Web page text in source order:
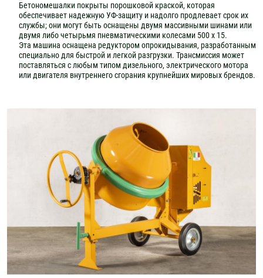
Бетономешалки покрыты порошковой краской, которая
обеспечивает надежную УФ-защиту и надолго продлевает срок их
службы; они могут быть оснащены двумя массивными шинами или
двумя либо четырьмя пневматическими колесами 500 х 15.
Эта машина оснащена редуктором опрокидывания, разработанным
специально для быстрой и легкой разгрузки. Трансмиссия может
поставляться с любым типом дизельного, электрического мотора
или двигателя внутреннего сгорания крупнейших мировых брендов.